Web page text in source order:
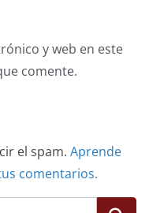
y web en este
comente.
el spam. Aprende
comentarios.